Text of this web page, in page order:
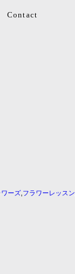
Contact
ワーズ フラワーレッスン